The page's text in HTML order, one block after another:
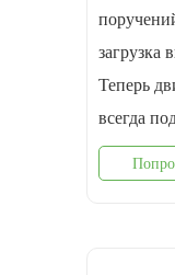
загрузка
Теперь
всегда